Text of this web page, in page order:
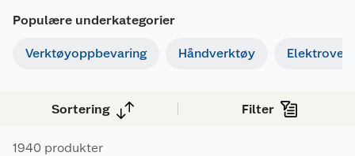
av verktøy slik at du enkelt får jobben gjort? Vi
borhammere og slagdriller til stillas og
Populære underkategorier
Verktøyoppbevaring Håndverktøy
Sortering Filter
1940 produkter